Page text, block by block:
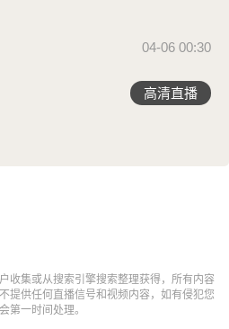
04-06 00:30
高清直播
收集或从搜索引擎搜索整理获得，所有内容
提供任何直播信号和视频内容，如有侵犯您
第一时间处理。